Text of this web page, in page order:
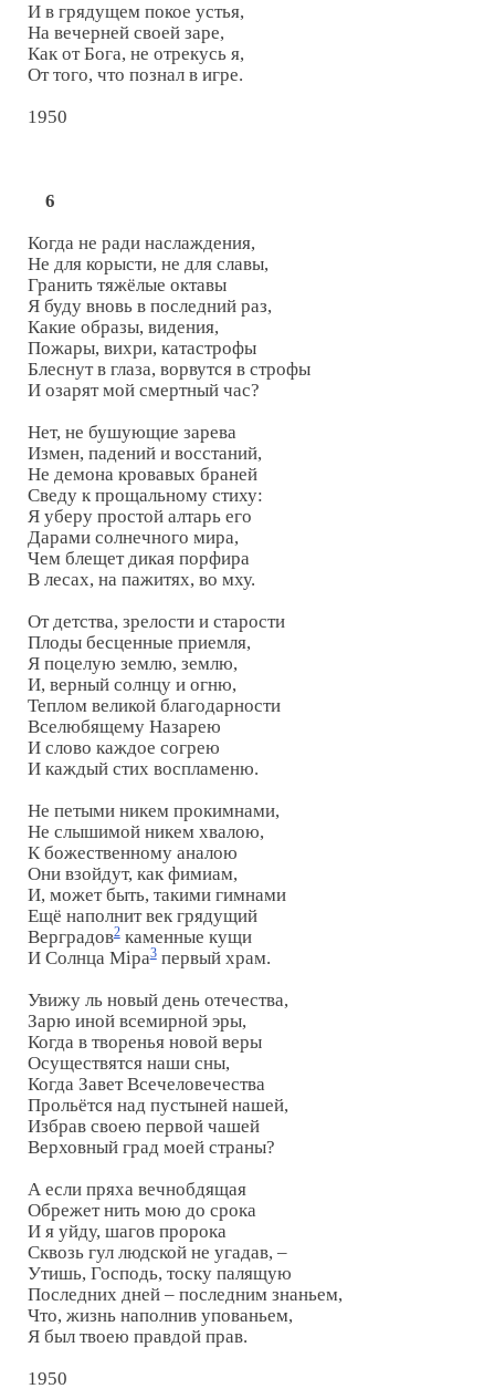
И в грядущем покое устья,
На вечерней своей заре,
Как от Бога, не отрекусь я,
От того, что познал в игре.
1950
6
Когда не ради наслаждения,
Не для корысти, не для славы,
Гранить тяжёлые октавы
Я буду вновь в последний раз,
Какие образы, видения,
Пожары, вихри, катастрофы
Блеснут в глаза, ворвутся в строфы
И озарят мой смертный час?
Нет, не бушующие зарева
Измен, падений и восстаний,
Не демона кровавых браней
Сведу к прощальному стиху:
Я уберу простой алтарь его
Дарами солнечного мира,
Чем блещет дикая порфира
В лесах, на пажитях, во мху.
От детства, зрелости и старости
Плоды бесценные приемля,
Я поцелую землю, землю,
И, верный солнцу и огню,
Теплом великой благодарности
Вселюбящему Назарею
И слово каждое согрею
И каждый стих воспламеню.
Не петыми никем прокимнами,
Не слышимой никем хвалою,
К божественному аналою
Они взойдут, как фимиам,
И, может быть, такими гимнами
Ещё наполнит век грядущий
Верградов2 каменные кущи
И Солнца Мiра3 первый храм.
Увижу ль новый день отечества,
Зарю иной всемирной эры,
Когда в творенья новой веры
Осуществятся наши сны,
Когда Завет Всечеловечества
Прольётся над пустыней нашей,
Избрав своею первой чашей
Верховный град моей страны?
А если пряха вечнобдящая
Обрежет нить мою до срока
И я уйду, шагов пророка
Сквозь гул людской не угадав, –
Утишь, Господь, тоску палящую
Последних дней – последним знаньем,
Что, жизнь наполнив упованьем,
Я был твоею правдой прав.
1950